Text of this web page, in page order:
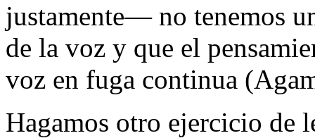
justamente— no tenemos
de la voz y que el
voz en fuga continua
Hagamos otro ejercicio de